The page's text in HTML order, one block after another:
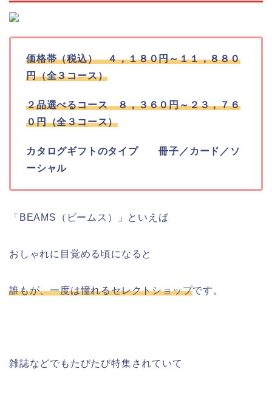
価格帯（税込） ４，１８０円～１１，８８０
円（全３コース）
２品選べるコース ８，３６０円～２３，７６
０円（全３コース）
カタログギフトのタイプ 冊子／カード／ソ
ーシャル
「BEAMS（ビームス）」といえば
おしゃれに目覚める頃になると
誰もが、一度は憧れるセレクトショップです。
雑誌などでもたびたび特集されていて